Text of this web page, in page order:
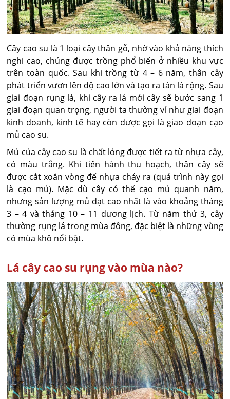
Cây cao su là 1 loại cây thân gỗ, nhờ vào khả năng thích
nghi cao, chúng được trồng phổ biến ở nhiều khu vực
trên toàn quốc. Sau khi trồng từ 4 – 6 năm, thân cây
phát triển vươn lên độ cao lớn và tạo ra tán lá rộng. Sau
giai đoạn rụng lá, khi cây ra lá mới cây sẽ bước sang 1
giai đoạn quan trọng, người ta thường ví như giai đoạn
kinh doanh, kinh tế hay còn được gọi là giao đoạn cạo
mủ cao su.
Mủ của cây cao su là chất lỏng được tiết ra từ nhựa cây,
có màu trắng. Khi tiến hành thu hoạch, thân cây sẽ
được cắt xoắn vòng để nhựa chảy ra (quá trình này gọi
là cạo mủ). Mặc dù cây có thể cạo mủ quanh năm,
nhưng sản lượng mủ đạt cao nhất là vào khoảng tháng
3 – 4 và tháng 10 – 11 dương lịch. Từ năm thứ 3, cây
thường rụng lá trong mùa đông, đặc biệt là những vùng
có mùa khô nổi bật.
Lá cây cao su rụng vào mùa nào?